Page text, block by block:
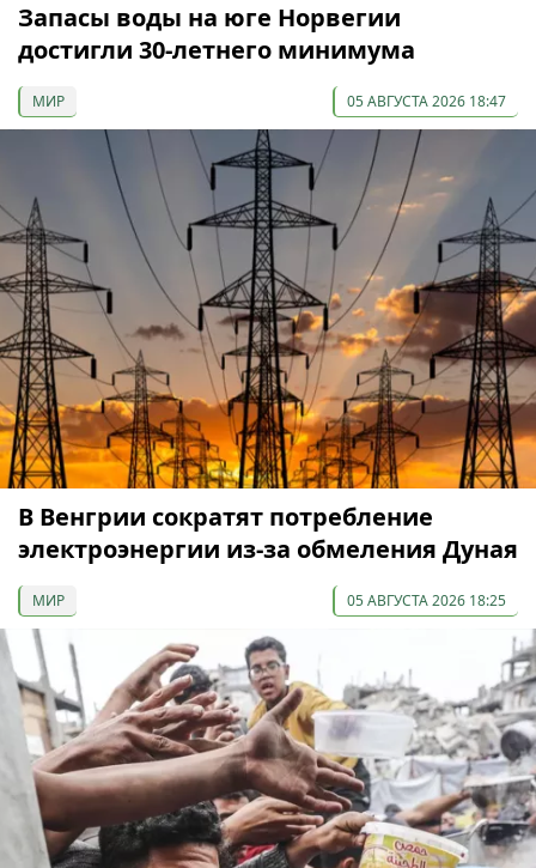
Запасы воды на юге Норвегии
достигли 30-летнего минимума
МИР 05 АВГУСТА 2026 18:47
В Венгрии сократят потребление
электроэнергии из-за обмеления Дуная
МИР 05 АВГУСТА 2026 18:25